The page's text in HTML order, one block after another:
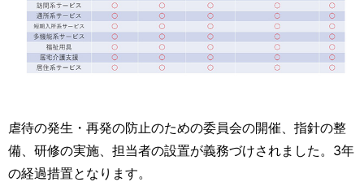
虐待の発生・再発の防止のための委員会の開催、指針の整
備、研修の実施、担当者の設置が義務づけされました。3年
の経過措置となります。